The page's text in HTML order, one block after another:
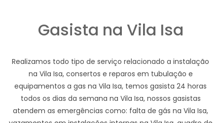
Gasista na Vila Isa
Realizamos todo tipo de serviço relacionado a instalação
na Vila Isa, consertos e reparos em tubulação e
equipamentos a gas na Vila Isa, temos gasista 24 horas
todos os dias da semana na Vila Isa, nossos gasistas
atendem as emergências como: falta de gás na Vila Isa,